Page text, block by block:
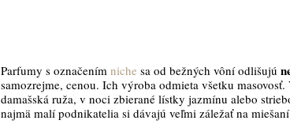
Parfumy s označením niche sa od bežných vôní odlišujú
samozrejme, cenou. Ich výroba odmieta všetku
damašská ruža, v noci zbierané lístky jazmínu alebo
najmä malí podnikatelia si dávajú veľmi záležať na